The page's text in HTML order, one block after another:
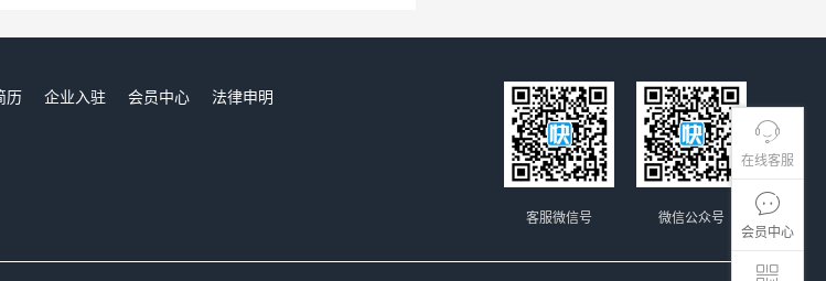
在线客服
会员中心
历 企业入驻 会员中心
法律申明
微信公众号
客服微信号